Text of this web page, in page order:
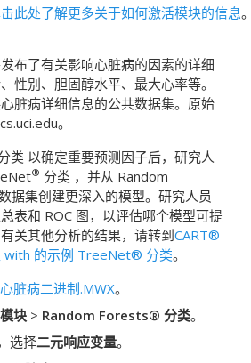
此处了解更多关于如何激活模块的信息
布了有关影响心脏病的因素的详细
性别、胆固醇水平、最大心率等。
脏病详细信息的公共数据集。原始
。
类 以确定重要预测因子后，研究人
® 分类 ，并从 Random
据集创建更深入的模型。研究人员
表和 ROC 图，以评估哪个模型可提
关其他分析的结果，请转到CART®
with 的示例 TreeNet® 分类。
心脏病二进制.MWX。
块 > Random Forests® 分类。
选择二元响应变量。